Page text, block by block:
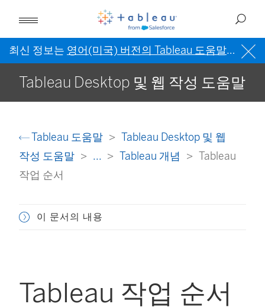
최신 정보는 영어(미국) 버전의 Tableau 도움말을 참조
Tableau Desktop 및 웹 작성 도움말
Tableau 도움말
Tableau Desktop 및 웹
작성 도움말
... Tableau 개념
Tableau
작업 순서
이 문서의 내용
Tableau 작업 순서